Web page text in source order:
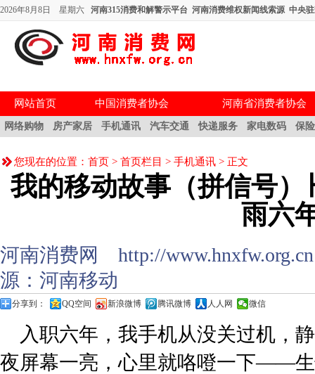
2026年8月8日 星期六 河南315消费和解警示平台 河南消费维权新闻线索源 中央
网站首页 中国消费者协会 河南省消费者协会
网络购物 房产家居 手机通讯 汽车交通 快递服务 家电数码 保
您现在的位置： 首页 > 首页栏目 > 手机通讯 > 正文
我的移动故事（拼信号）
雨六
河南消费网 http://
源：河南移动
分享到： QQ空间 新浪微博 腾讯微博 人人网 微信
入职六年，我手机从没关过机，
夜屏幕一亮，心里就咯噔一下——